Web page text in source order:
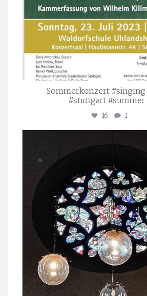
Sommerkonzert
#stuttgart #summer
16 1
Apr. 1